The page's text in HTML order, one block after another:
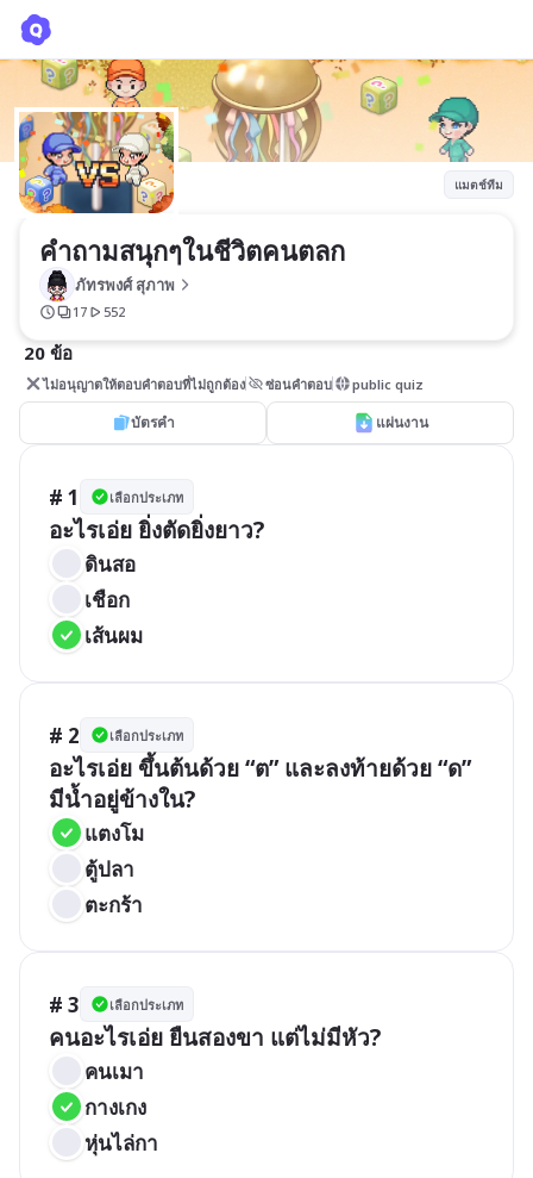
แมตช์ทีม
คำถามสนุกๆในชีวิตคนตลก
ภัทรพงศ์ สุภาพ
17 552
20 ข้อ
ไม่อนุญาตให้ตอบคำตอบที่ไม่ถูกต้อง ซ่อนคำตอบ public quiz
บัตรคำ แผ่นงาน
# 1 เลือกประเภท
อะไรเอ่ย ยิ่งตัดยิ่งยาว?
ดินสอ
เชือก
เส้นผม
# 2 เลือกประเภท
อะไรเอ่ย ขึ้นต้นด้วย “ต” และลงท้ายด้วย “ด”
มีน้ำอยู่ข้างใน?
แตงโม
ตู้ปลา
ตะกร้า
# 3 เลือกประเภท
คนอะไรเอ่ย ยืนสองขา แต่ไม่มีหัว?
คนเมา
กางเกง
หุ่นไล่กา